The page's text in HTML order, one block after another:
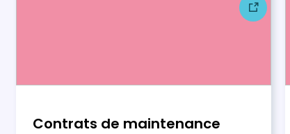
Contrats de maintenance